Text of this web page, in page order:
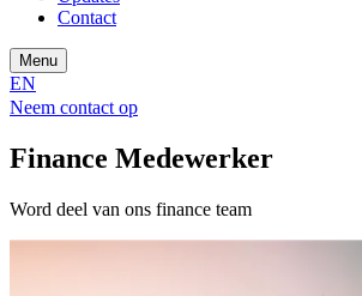
Contact
Menu
EN
Neem contact op
Finance Medewerker
Word deel van ons finance team